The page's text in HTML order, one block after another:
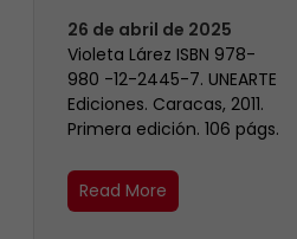
26 de abril de 2025
Violeta Lárez ISBN 978-
980 -12-2445-7. UNEARTE
Ediciones. Caracas, 2011.
Primera edición. 106 págs.
Read More